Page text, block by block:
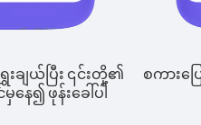
ျယ်ပြီး ၎င်းတို့၏
ေ၍ ဖုန်းခေါ်ပါ
စကားပြ